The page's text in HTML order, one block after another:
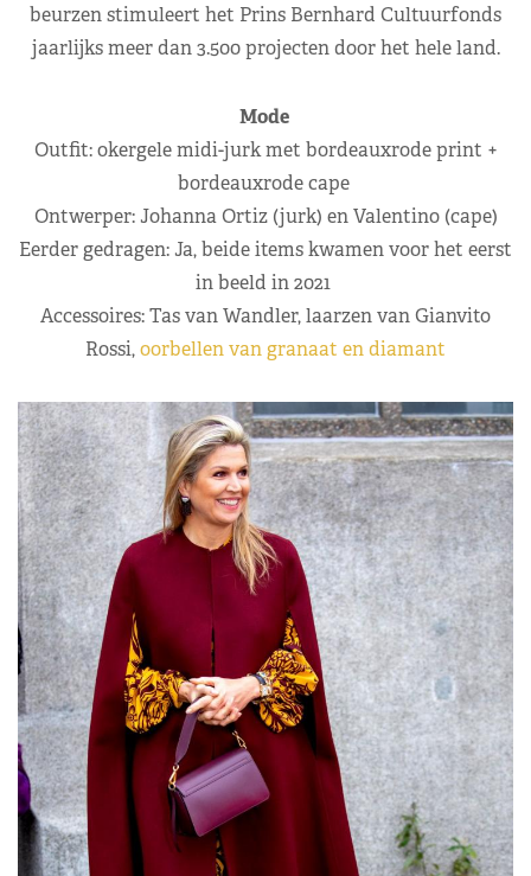
beurzen stimuleert het Prins Bernhard Cultuurfonds
jaarlijks meer dan 3.500 projecten door het hele land.
Mode
Outfit: okergele midi-jurk met bordeauxrode print +
bordeauxrode cape
Ontwerper: Johanna Ortiz (jurk) en Valentino (cape)
Eerder gedragen: Ja, beide items kwamen voor het eerst
in beeld in 2021
Accessoires: Tas van Wandler, laarzen van Gianvito
Rossi,oorbellen van granaat en diamant